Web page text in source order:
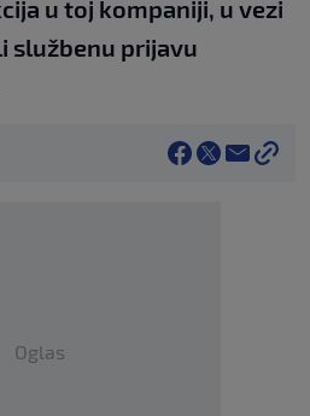
u toj kompaniji, u vezi
službenu prijavu
Oglas